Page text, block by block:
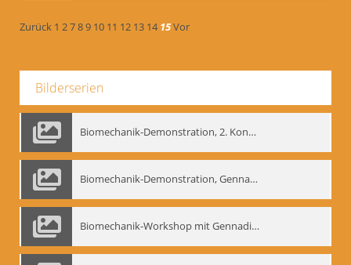
Zurück 1 2789 10 11 12 13 14 15Vor
Bilderserien
Biomechanik-Demonstration, 2. Kongress der EMF, Mai 1995
Biomechanik-Demonstration, Gennadij Bogdanow im Berliner Ensemble, 04.10.1991
Biomechanik-Workshop mit Gennadij Nikolajewitsch Bogdanow im Mime Centrum Berlin, 1991